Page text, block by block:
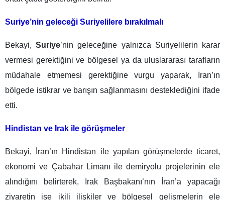
Suriye’nin geleceği Suriyelilere bırakılmalı
Bekayi, Suriye’nin geleceğine yalnızca Suriyelilerin karar
vermesi gerektiğini ve bölgesel ya da uluslararası tarafların
müdahale etmemesi gerektiğine vurgu yaparak, İran’ın
bölgede istikrar ve barışın sağlanmasını desteklediğini ifade
etti.
Hindistan ve Irak ile görüşmeler
Bekayi, İran’ın Hindistan ile yapılan görüşmelerde ticaret,
ekonomi ve Çabahar Limanı ile demiryolu projelerinin ele
alındığını belirterek, Irak Başbakanı’nın İran’a yapacağı
ziyaretin ise ikili ilişkiler ve bölgesel gelişmelerin ele